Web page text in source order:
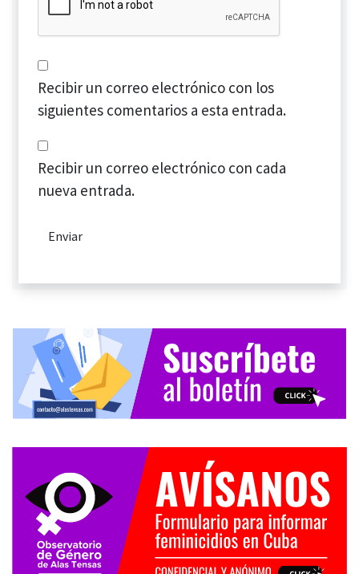
Recibir un correo electrónico con los
siguientes comentarios a esta entrada.
Recibir un correo electrónico con cada
nueva entrada.